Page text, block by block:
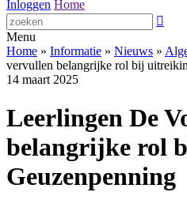
Inloggen Home

Menu
Home » Informatie » Nieuws »
vervullen belangrijke rol bij
14 maart 2025
Leerlingen De
belangrijke rol
Geuzenpenning